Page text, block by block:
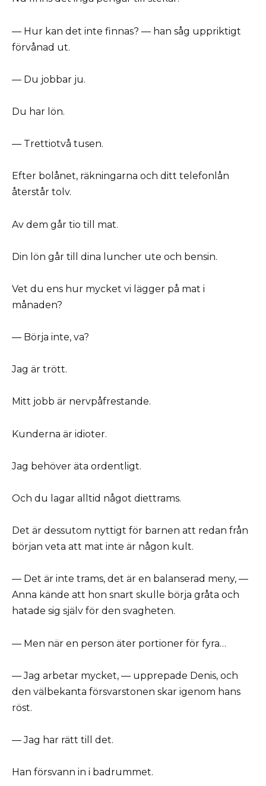
— Hur kan det inte finnas? — han såg uppriktigt
förvånad ut.
— Du jobbar ju.
Du har lön.
— Trettiotvå tusen.
Efter bolånet, räkningarna och ditt telefonlån
återstår tolv.
Av dem går tio till mat.
Din lön går till dina luncher ute och bensin.
Vet du ens hur mycket vi lägger på mat i
månaden?
— Börja inte, va?
Jag är trött.
Mitt jobb är nervpåfrestande.
Kunderna är idioter.
Jag behöver äta ordentligt.
Och du lagar alltid något diettrams.
Det är dessutom nyttigt för barnen att redan från
början veta att mat inte är någon kult.
— Det är inte trams, det är en balanserad meny, —
Anna kände att hon snart skulle börja gråta och
hatade sig själv för den svagheten.
— Men när en person äter portioner för fyra…
— Jag arbetar mycket, — upprepade Denis, och
den välbekanta försvarstonen skar igenom hans
röst.
— Jag har rätt till det.
Han försvann in i badrummet.